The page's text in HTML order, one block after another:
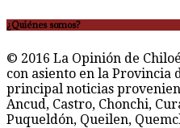
¿Quiénes somos?
© 2016 La Opinión de
con asiento en la Provincia
principal noticias
Ancud, Castro, Chonchi,
Puqueldón, Queilen,